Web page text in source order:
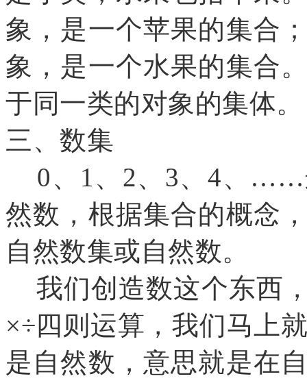
象，是一个苹果的集合
象，是一个水果的集合
于同一类的对象的集体。
三、数集
0、1、2、3、4、……
然数，根据集合的概念
自然数集或自然数。
我们创造数这个东西
×÷四则运算，我们马上
是自然数，意思就是在